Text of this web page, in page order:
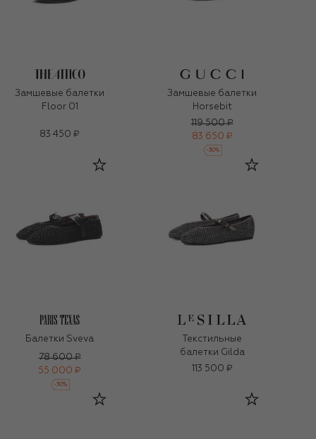
Замшевые балетки
Floor 01
83 450 ₽
Замшевые балетки
Horsebit
119 500 ₽
83 650 ₽
-30%
Балетки Sveva
78 600 ₽
55 000 ₽
-30%
Текстильные
балетки Gilda
113 500 ₽